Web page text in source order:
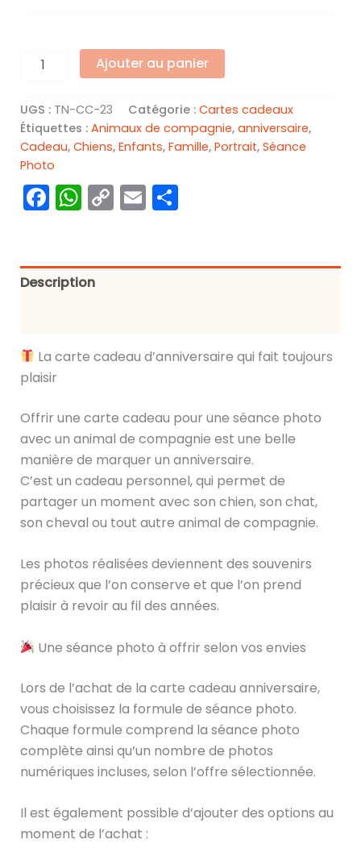
quantité
Cadeau
d'Anniversaire
-
Séance
Photo
avec
animal
Visuel
4
Ajouter au panier
UGS : TN-CC-23 Catégorie : Cartes cadeaux
Étiquettes : Animaux de compagnie, anniversaire,
Cadeau, Chiens, Enfants, Famille, Portrait, Séance
Photo
Facebook
WhatsApp
Copy
Link
EmailPartager
Description
La carte cadeau d’anniversaire qui fait toujours
plaisir
Offrir une carte cadeau pour une séance photo
avec un animal de compagnie est une belle
manière de marquer un anniversaire.
C’est un cadeau personnel, qui permet de
partager un moment avec son chien, son chat,
son cheval ou tout autre animal de compagnie.
Les photos réalisées deviennent des souvenirs
précieux que l’on conserve et que l’on prend
plaisir à revoir au fil des années.
Une séance photo à offrir selon vos envies
Lors de l’achat de la carte cadeau anniversaire,
vous choisissez la formule de séance photo.
Chaque formule comprend la séance photo
complète ainsi qu’un nombre de photos
numériques incluses, selon l’offre sélectionnée.
Il est également possible d’ajouter des options au
moment de l’achat :